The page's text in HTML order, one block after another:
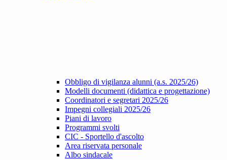
Obbligo di vigilanza alunni (a.s. 2025/26)
Modelli documenti (didattica e progettazione)
Coordinatori e segretari 2025/26
Impegni collegiali 2025/26
Piani di lavoro
Programmi svolti
CIC - Sportello d'ascolto
Area riservata personale
Albo sindacale